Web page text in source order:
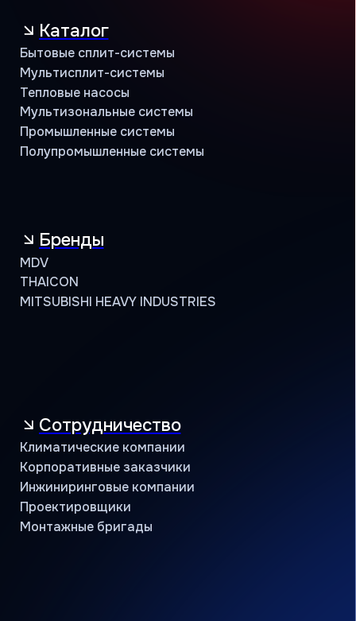
Сотрудничество
Климатические компании
Корпоративные заказчики
Инжиниринговые компании
Проектировщики
Монтажные бригады
Поддержка
Сервисная
Техническая
Маркетинговая
Программа лояльности
Контакты
Учебный центр
B2B портал